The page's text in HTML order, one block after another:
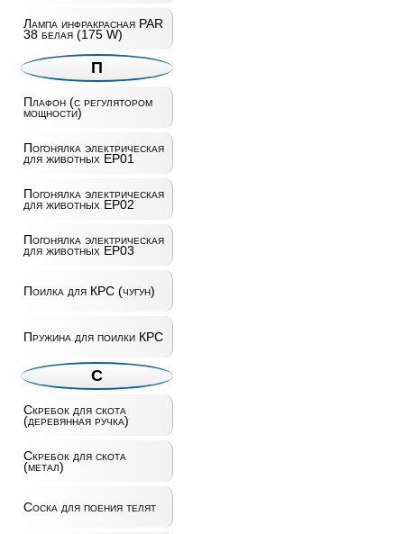
Лампа инфракрасная PAR
38 белая (175 W)
П
Плафон (с регулятором
мощности)
Погонялка электрическая
для животных EP01
Погонялка электрическая
для животных EP02
Погонялка электрическая
для животных EP03
Поилка для КРС (чугун)
Пружина для поилки КРС
С
Скребок для скота
(деревянная ручка)
Скребок для скота
(метал)
Соска для поения телят